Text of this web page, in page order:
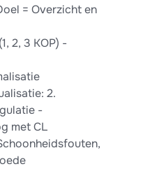
= Overzicht en
2, 3 KOP) -
2.
-
met CL